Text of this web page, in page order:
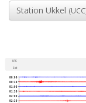
Station Ukkel
UTC
Zeit
00:00
00:30
01:00
01:30
02:00
02:30